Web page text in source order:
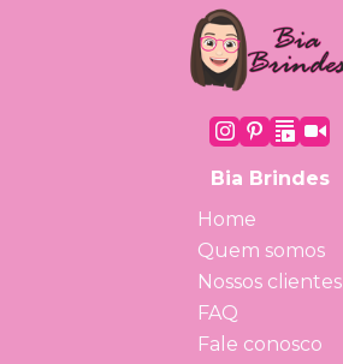
Bia Brindes
Home
Quem somos
Nossos clientes
FAQ
Fale conosco